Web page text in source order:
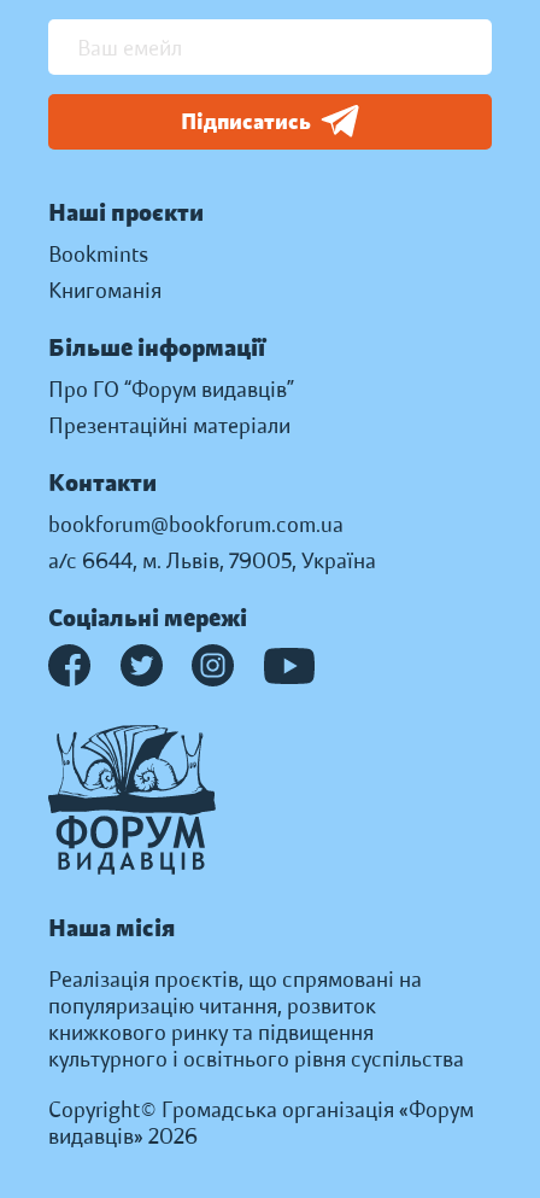
Підписатись
Наші проєкти
Bookmints
Книгоманія
Більше інформації
Про ГО “Форум видавців”
Презентаційні матеріали
Контакти
bookforum@bookforum.com.ua
а/с 6644, м. Львів, 79005, Україна
Соціальні мережі
Наша місія
Реалізація проєктів, що спрямовані на
популяризацію читання, розвиток
книжкового ринку та підвищення
культурного і освітнього рівня суспільства
Copyright© Громадська організація «Форум
видавців» 2026